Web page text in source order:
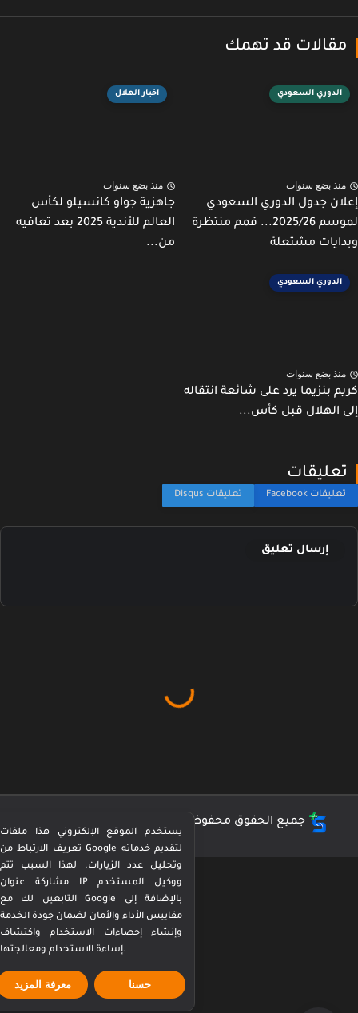
قد تهمك
الدوري السعودي
بضع سنوات
جدول الدوري السعودي
لموسم 2025/26... قمم منتظرة
مشتعلة
اخبار الهلال
منذ بضع سنوات
جاهزية جواو كانسيلو لكأس
العالم للأندية 2025 بعد تعافيه
من...
الدوري السعودي
بضع سنوات
بنزيما يرد على شائعة انتقاله
الهلال قبل كأس...
إرسال تعليق
جميع الحقوق محفوظة ©
يستخدم الموقع الإلكتروني هذا ملفات
تعريف الارتباط من Google لتقديم خدماته
وتحليل عدد الزيارات. لهذا السبب تتم
مشاركة عنوان IP ووكيل المستخدم
التابعين لك مع Google بالإضافة إلى
مقاييس الأداء والأمان لضمان جودة الخدمة
وإنشاء إحصاءات الاستخدام واكتشاف
معرفة المزيد حسنا